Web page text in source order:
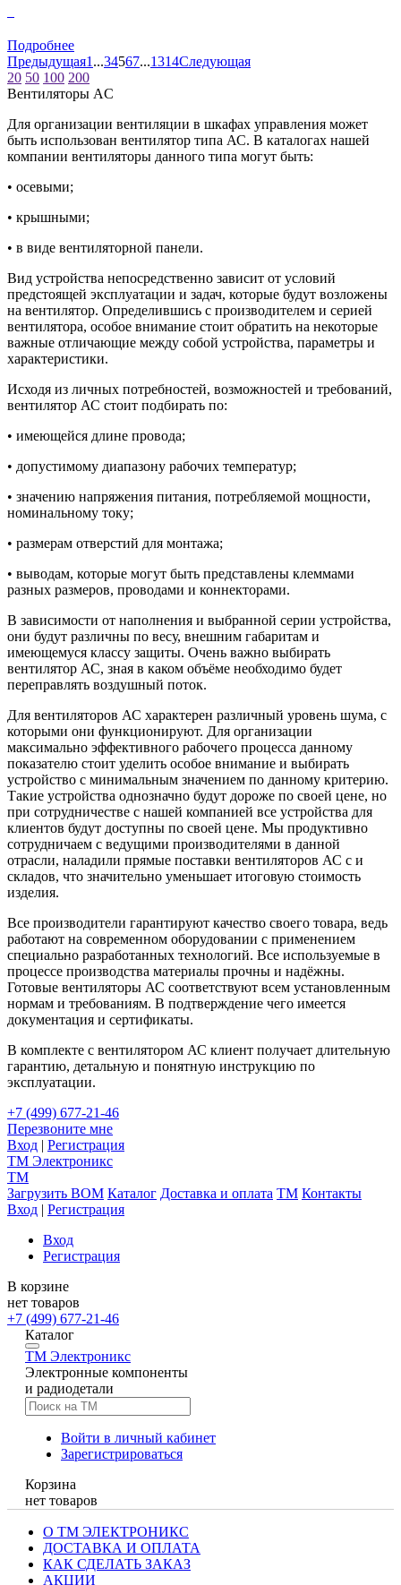
Подробнее
Предыдущая1 ...34567...1314Следующая
20 50 100 200
Вентиляторы AC
Для организации вентиляции в шкафах управления может
быть использован вентилятор типа АС. В каталогах нашей
компании вентиляторы данного типа могут быть:
• осевыми;
• крышными;
• в виде вентиляторной панели.
Вид устройства непосредственно зависит от условий
предстоящей эксплуатации и задач, которые будут возложены
на вентилятор. Определившись с производителем и серией
вентилятора, особое внимание стоит обратить на некоторые
важные отличающие между собой устройства, параметры и
характеристики.
Исходя из личных потребностей, возможностей и требований,
вентилятор АС стоит подбирать по:
• имеющейся длине провода;
• допустимому диапазону рабочих температур;
• значению напряжения питания, потребляемой мощности,
номинальному току;
• размерам отверстий для монтажа;
• выводам, которые могут быть представлены клеммами
разных размеров, проводами и коннекторами.
В зависимости от наполнения и выбранной серии устройства,
они будут различны по весу, внешним габаритам и
имеющемуся классу защиты. Очень важно выбирать
вентилятор АС, зная в каком объёме необходимо будет
переправлять воздушный поток.
Для вентиляторов АС характерен различный уровень шума, с
которыми они функционируют. Для организации
максимально эффективного рабочего процесса данному
показателю стоит уделить особое внимание и выбирать
устройство с минимальным значением по данному критерию.
Такие устройства однозначно будут дороже по своей цене, но
при сотрудничестве с нашей компанией все устройства для
клиентов будут доступны по своей цене. Мы продуктивно
сотрудничаем с ведущими производителями в данной
отрасли, наладили прямые поставки вентиляторов АС с и
складов, что значительно уменьшает итоговую стоимость
изделия.
Все производители гарантируют качество своего товара, ведь
работают на современном оборудовании с применением
специально разработанных технологий. Все используемые в
процессе производства материалы прочны и надёжны.
Готовые вентиляторы АС соответствуют всем установленным
нормам и требованиям. В подтверждение чего имеется
документация и сертификаты.
В комплекте с вентилятором АС клиент получает длительную
гарантию, детальную и понятную инструкцию по
эксплуатации.
+7 (499) 677-21-46
Перезвоните мне
Вход | Регистрация
TM Электроникс
TM
Загрузить BOM Каталог Доставка и оплата TM Контакты
Вход | Регистрация
Вход
Регистрация
В корзине
нет товаров
+7 (499) 677-21-46
Каталог
TM Электроникс
Электронные компоненты
и радиодетали
Войти в личный кабинет
Зарегистрироваться
Корзина
нет товаров
О ТМ ЭЛЕКТРОНИКС
ДОСТАВКА И ОПЛАТА
КАК СДЕЛАТЬ ЗАКАЗ
АКЦИИ